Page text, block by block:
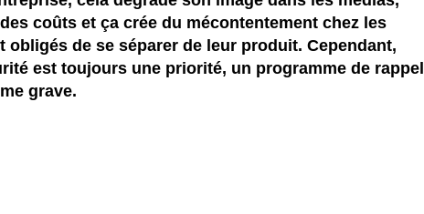
coûts et ça crée du mécontentement chez les
obligés de se séparer de leur produit. Cependant,
est toujours une priorité, un programme de rappel
grave.